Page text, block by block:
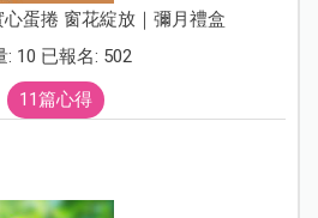
心蛋捲 窗花綻放｜彌月禮盒
: 10 已報名: 502
11篇心得